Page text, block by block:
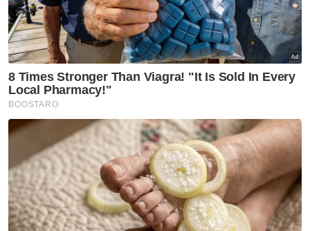
Menurutnya, lima tunjang utama dasar
bersifat ke hadapan akan dibawa dengan
berpaksikan kesejahteraan seluruh rakyat
tanpa mengira kaum serta berlandaskan
kerangka Perlembagaan Persekutuan.
Artikel Berkaitan:
PRN Johor: Amanah tanding 19 kerusi, sasar rampas
semula Parit Yaani dan Kota Iskandar
Keputusan di Johor berpotensi pengaruhi
momentum PRN Negeri Sembilan
UMNO kembali memimpin, bukan dipimpin
Jentera BN digerak sepenuhnya hadapi PRN Johor,
Negeri Sembilan